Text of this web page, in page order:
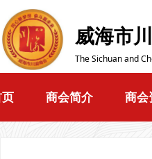
威海市
The Sichuan and
商会简介 商会